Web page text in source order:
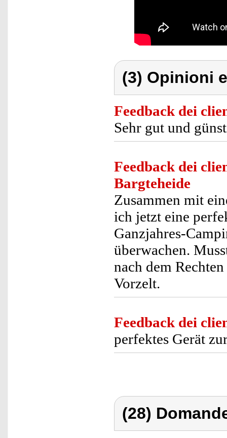
(3) Opinioni
Feedback dei
Sehr gut und
Feedback dei
Bargteheide
Zusammen mit
ich jetzt eine
Ganzjahres-
überwachen.
nach dem
Vorzelt.
Feedback dei
perfektes Gerät
(28)